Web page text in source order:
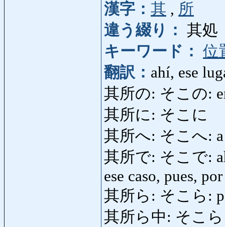
漢字： 其 , 所
違う綴り： 其処
キーワード： 位
翻訳： ahí, ese
其所の: そこの:
其所に: そこに
其所へ: そこへ: a
其所で: そこで:
ese caso, pues,
其所ら: そこら:
其所ら中: そこら